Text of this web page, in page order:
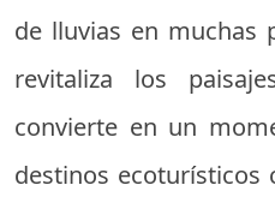
de lluvias en muchas
revitaliza los
convierte en un
destinos ecoturísticos